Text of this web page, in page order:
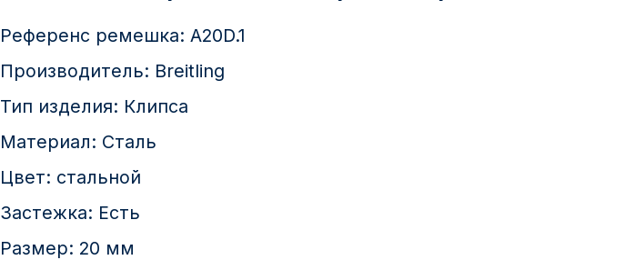
Референс ремешка: A20D.1
Производитель: Breitling
Тип изделия: Клипса
Материал: Сталь
Цвет: стальной
Застежка: Есть
Размер: 20 мм